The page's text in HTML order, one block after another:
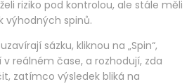
riziko pod kontrolou, ale stále měli
výhodných spinů.
sázku, kliknou na „Spin“,
reálném čase, a rozhodují, zda
zatímco výsledek bliká na